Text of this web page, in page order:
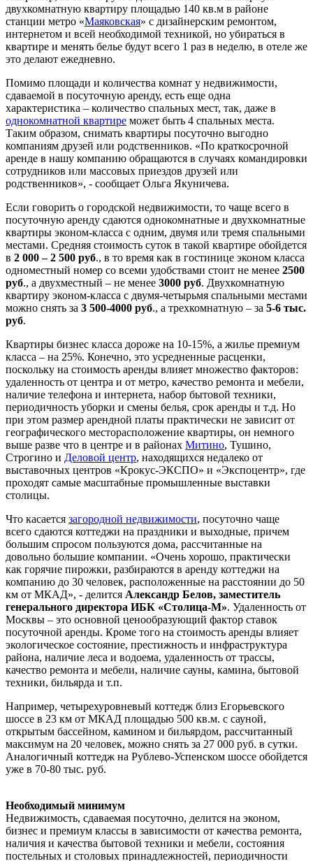
двухкомнатную квартиру площадью 140 кв.м в районе
станции метро «Маяковская» с дизайнерским ремонтом,
интернетом и всей необходимой техникой, но убираться в
квартире и менять белье будут всего 1 раз в неделю, в отеле же
это делают ежедневно.
Помимо площади и количества комнат у недвижимости,
сдаваемой в посуточную аренду, есть еще одна
характеристика – количество спальных мест, так, даже в
однокомнатной квартире может быть 4 спальных места.
Таким образом, снимать квартиры посуточно выгодно
компаниям друзей или родственников. «По краткосрочной
аренде в нашу компанию обращаются в случаях командировки
сотрудников или массовых приездов друзей или
родственников», - сообщает Ольга Якуничева.
Если говорить о городской недвижимости, то чаще всего в
посуточную аренду сдаются однокомнатные и двухкомнатные
квартиры эконом-класса с одним, двумя или тремя спальными
местами. Средняя стоимость суток в такой квартире обойдется
в 2 000 – 2 500 руб., в то время как в гостинице эконом класса
одноместный номер со всеми удобствами стоит не менее 2500
руб., а двухместный – не менее 3000 руб. Двухкомнатную
квартиру эконом-класса с двумя-четырьмя спальными местами
можно снять за 3 500-4000 руб., а трехкомнатную – за 5-6 тыс.
руб.
Квартиры бизнес класса дороже на 10-15%, а жилье премиум
класса – на 25%. Конечно, это усредненные расценки,
поскольку на стоимость аренды влияет множество факторов:
удаленность от центра и от метро, качество ремонта и мебели,
наличие телефона и интернета, набор бытовой техники,
периодичность уборки и смены белья, срок аренды и т.д. Но
при этом размер арендной платы практически не зависит от
географического месторасположение квартиры, он немного
выше разве что в центре и в районах Митино, Тушино,
Строгино и Деловой центр, находящихся недалеко от
выставочных центров «Крокус-ЭКСПО» и «Экспоцентр», где
проходят самые масштабные промышленные выставки
столицы.
Что касается загородной недвижимости, посуточно чаще
всего сдаются коттеджи на праздники и выходные, причем
большим спросом пользуются дома, рассчитанные на
довольно большие компании. «Очень хорошо, практически
как горячие пирожки, разбираются в аренду коттеджи на
компанию до 30 человек, расположенные на расстоянии до 50
км от МКАД», - делится Александр Белов, заместитель
генерального директора ИБК «Столица-М». Удаленность от
Москвы – это основной ценообразующий фактор ставок
посуточной аренды. Кроме того на стоимость аренды влияет
экологическое состояние, престижность и инфраструктура
района, наличие леса и водоема, удаленность от трассы,
качество ремонта и мебели, наличие сауны, камина, бытовой
техники, бильярда и т.п.
Например, четырехуровневый коттедж близ Егорьевского
шоссе в 23 км от МКАД площадью 500 кв.м. с сауной,
открытым бассейном, камином и бильярдом, рассчитанный
максимум на 20 человек, можно снять за 27 000 руб. в сутки.
Аналогичный коттедж на Рублево-Успенском шоссе обойдется
уже в 70-80 тыс. руб.
Необходимый минимум
Недвижимость, сдаваемая посуточно, делится на эконом,
бизнес и премиум классы в зависимости от качества ремонта,
наличия и качества бытовой техники и мебели, состояния
постельных и столовых принадлежностей, периодичности